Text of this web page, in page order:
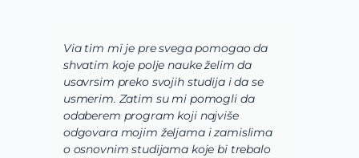
Via tim mi je pre svega pomogao da
shvatim koje polje nauke želim da
usavrsim preko svojih studija i da se
usmerim. Zatim su mi pomogli da
odaberem program koji najviše
odgovara mojim željama i zamislima
o osnovnim studijama koje bi trebalo